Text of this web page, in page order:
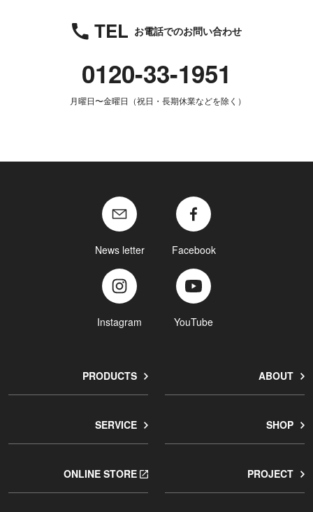
TEL お電話でのお問い合わせ
0120-33-1951
月曜日〜金曜日（祝日・長期休業などを除く）
News letter Facebook
Instagram YouTube
PRODUCTS ABOUT
SERVICE SHOP
ONLINE STORE PROJECT